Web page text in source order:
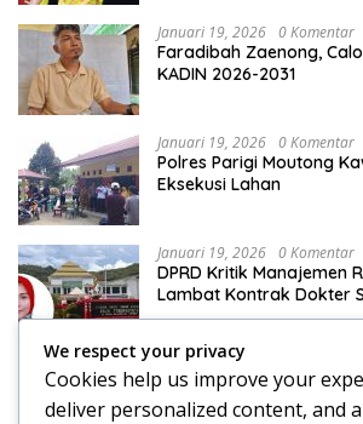
Januari 19, 2026 0 Komentar
Faradibah Zaenong,
KADIN 2026-2031
Januari 19, 2026 0 Komentar
Polres Parigi Moutong
Eksekusi Lahan
Januari 19, 2026 0 Komentar
DPRD Kritik Manajemen
Lambat Kontrak Dokter
Januari 15, 2026
DPRD Konsultasi
ke Bapenda Makassar
We respect your privacy
Cookies help us improve your
deliver personalized content, and